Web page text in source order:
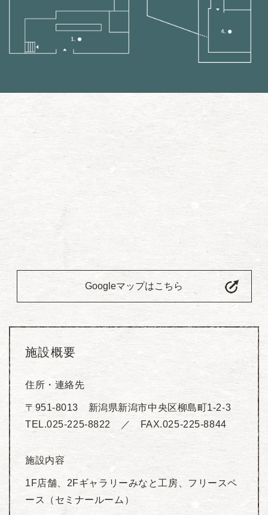
Googleマップはこちら
施設概要
住所・連絡先
〒951-8013 新潟県新潟市中央区柳島町1-2-3
TEL.025-225-8822 ／ FAX.025-225-8844
施設内容
1F店舗、2Fギャラリーみなと工房、フリースペ
ース（セミナールーム）